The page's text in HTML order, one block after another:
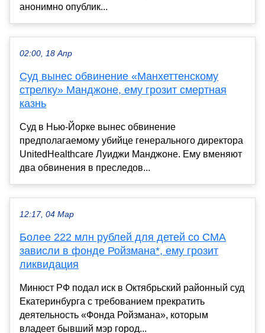
анонимно опублик...
02:00, 18 Апр
Суд вынес обвинение «Манхеттенскому
стрелку» Манджоне, ему грозит смертная
казнь
Суд в Нью-Йорке вынес обвинение
предполагаемому убийце генерального директора
UnitedHealthcare Луиджи Манджоне. Ему вменяют
два обвинения в преследов...
12:17, 04 Мар
Более 222 млн рублей для детей со СМА
зависли в фонде Ройзмана*, ему грозит
ликвидация
Минюст РФ подал иск в Октябрьский районный суд
Екатеринбурга с требованием прекратить
деятельность «Фонда Ройзмана», которым
владеет бывший мэр город...